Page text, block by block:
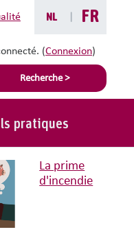
NL FR
(Connexion)
Recherche >
pratiques
conseils liées
Incapacité
ou
La prime
d'incendie